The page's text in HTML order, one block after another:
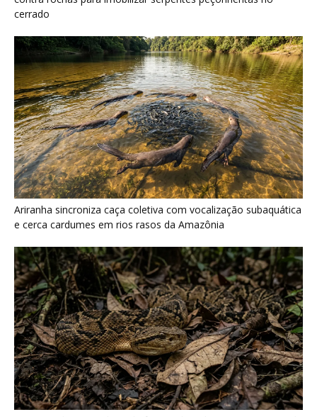
Surucucu detecta calor pela fosseta loreal e prepara ataque de
emboscada no escuro da floresta
Últimas noticias
Papagaio come argila em barreiro coletivo
para ajudar a neutralizar compostos...
7 de agosto de 2026
Como atrair beija-flor para casa e proteger a
ave com cuidado